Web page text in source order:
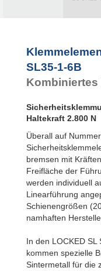
SL35-1-6B
Kombiniertes
Haltekraft 2.800 N
Überall auf
bremsen mit
Freifläche der
werden individuell
Linearführung
Schienengrößen
namhaften
In den LOCKED SL
kommen spezielle
Sintermetall für die